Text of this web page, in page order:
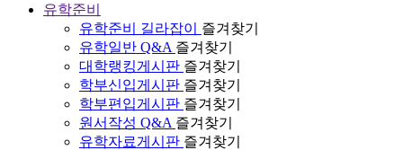
유학준비
유학준비 길라잡이
즐겨찾기
유학일반 Q&A 즐겨찾기
대학랭킹게시판 즐겨찾기
학부신입게시판 즐겨찾기
학부편입게시판 즐겨찾기
원서작성 Q&A 즐겨찾기
유학자료게시판 즐겨찾기